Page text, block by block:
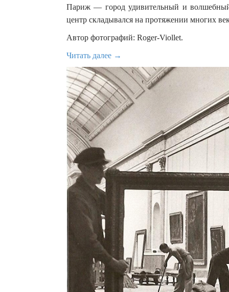
Париж — город удивительный и
центр складывался на протяжении многих
Автор фотографий: Roger-Viollet.
Читать далее →